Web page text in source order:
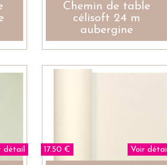
Chemin de table
célisoft 24 m
aubergine
détail Voir détail
17.50 €